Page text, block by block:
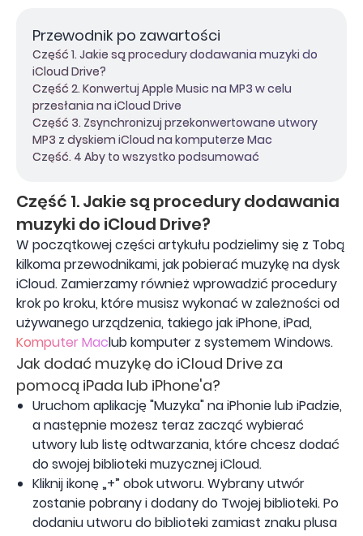
Przewodnik po zawartości
Część 1. Jakie są procedury dodawania muzyki do
iCloud Drive?
Część 2. Konwertuj Apple Music na MP3 w celu
przesłania na iCloud Drive
Część 3. Zsynchronizuj przekonwertowane utwory
MP3 z dyskiem iCloud na komputerze Mac
Część. 4 Aby to wszystko podsumować
Część 1. Jakie są procedury dodawania
muzyki do iCloud Drive?
W początkowej części artykułu podzielimy się z Tobą
kilkoma przewodnikami, jak pobierać muzykę na dysk
iCloud. Zamierzamy również wprowadzić procedury
krok po kroku, które musisz wykonać w zależności od
używanego urządzenia, takiego jak iPhone, iPad,
Komputer Maclub komputer z systemem Windows.
Jak dodać muzykę do iCloud Drive za
pomocą iPada lub iPhone'a?
Uruchom aplikację "Muzyka" na iPhonie lub iPadzie,
a następnie możesz teraz zacząć wybierać
utwory lub listę odtwarzania, które chcesz dodać
do swojej biblioteki muzycznej iCloud.
Kliknij ikonę „+” obok utworu. Wybrany utwór
zostanie pobrany i dodany do Twojej biblioteki. Po
dodaniu utworu do biblioteki zamiast znaku plusa